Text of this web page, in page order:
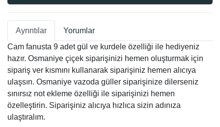
Ayrıntılar
Yorumlar
Cam fanusta 9 adet gül ve kurdele özelliği ile hediyeniz
hazır. Osmaniye çiçek siparişinizi hemen oluşturmak için
sipariş ver kısmını kullanarak siparişiniz hemen alıcıya
ulaşsın. Osmaniye vazoda güller siparişinize dilerseniz
sınırsız not ekleme özelliği ile siparişinizi hemen
özelleştirin. Siparişiniz alıcıya hızlıca sizin adınıza
ulaştıralım.